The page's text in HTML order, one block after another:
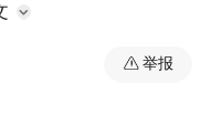
很好的代表，有
举报